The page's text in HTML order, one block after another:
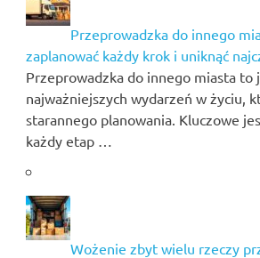
Przeprowadzka do innego
zaplanować każdy krok i uniknąć
Przeprowadzka do innego miasta to
najważniejszych wydarzeń w życiu,
starannego planowania. Kluczowe
każdy etap …
Wożenie zbyt wielu rzeczy